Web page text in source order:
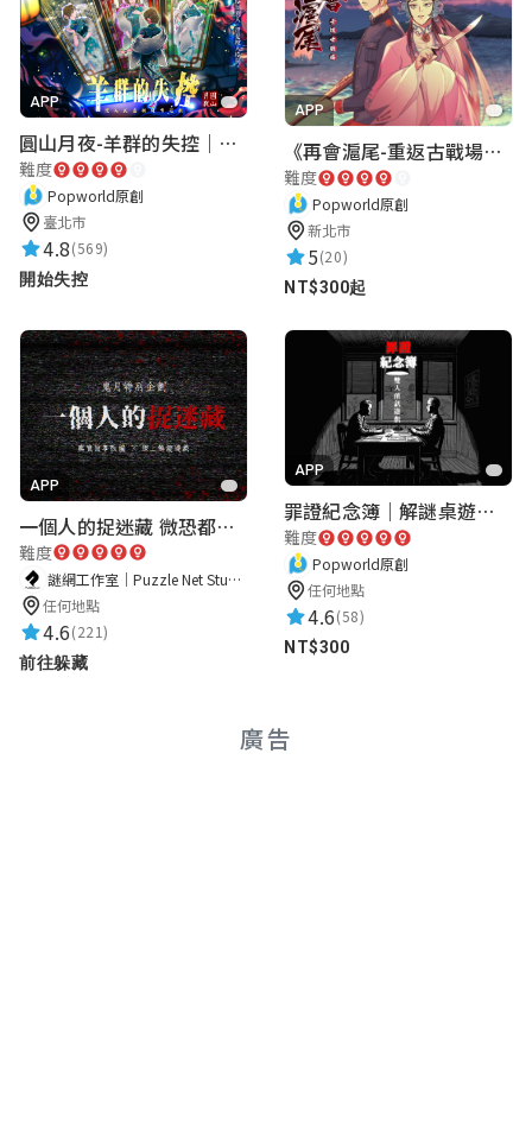
APP
圓山月夜-羊群的失控｜圓山飯店 ARG實境解謎遊戲
難度
Popworld原創
臺北市
4.8(569)
開始失控
APP
《再會滬尾-重返古戰場》｜淡水老街實境遊戲｜實體遊戲盒
難度
Popworld原創
新北市
5(20)
NT$300起
APP
一個人的捉迷藏 微恐都市傳說
難度
謎網工作室｜Puzzle Net Studio
任何地點
4.6(221)
前往躲藏
APP
罪證紀念簿｜解謎桌遊｜警匪偵訊｜室內遊戲
難度
Popworld原創
任何地點
4.6(58)
NT$300
廣告